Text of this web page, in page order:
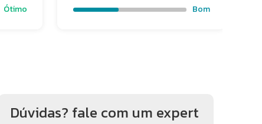
Ótimo
Bom
Dúvidas? fale com um expert